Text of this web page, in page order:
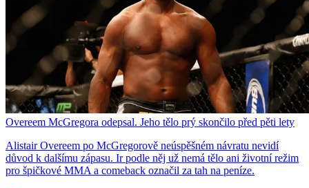
Overeem McGregora odepsal. Jeho tělo prý skončilo před pěti lety
Alistair Overeem po McGregorově neúspěšném návratu nevidí
důvod k dalšímu zápasu. Ir podle něj už nemá tělo ani životní režim
pro špičkové MMA a comeback označil za tah na peníze.